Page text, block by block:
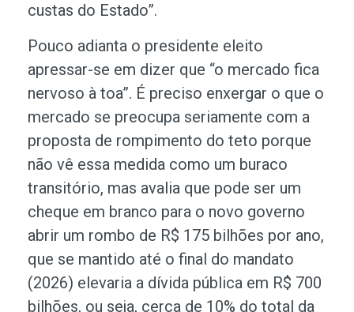
custas do Estado”.
Pouco adianta o presidente eleito
apressar-se em dizer que “o mercado fica
nervoso à toa”. É preciso enxergar o que o
mercado se preocupa seriamente com a
proposta de rompimento do teto porque
não vê essa medida como um buraco
transitório, mas avalia que pode ser um
cheque em branco para o novo governo
abrir um rombo de R$ 175 bilhões por ano,
que se mantido até o final do mandato
(2026) elevaria a dívida pública em R$ 700
bilhões, ou seja, cerca de 10% do total da